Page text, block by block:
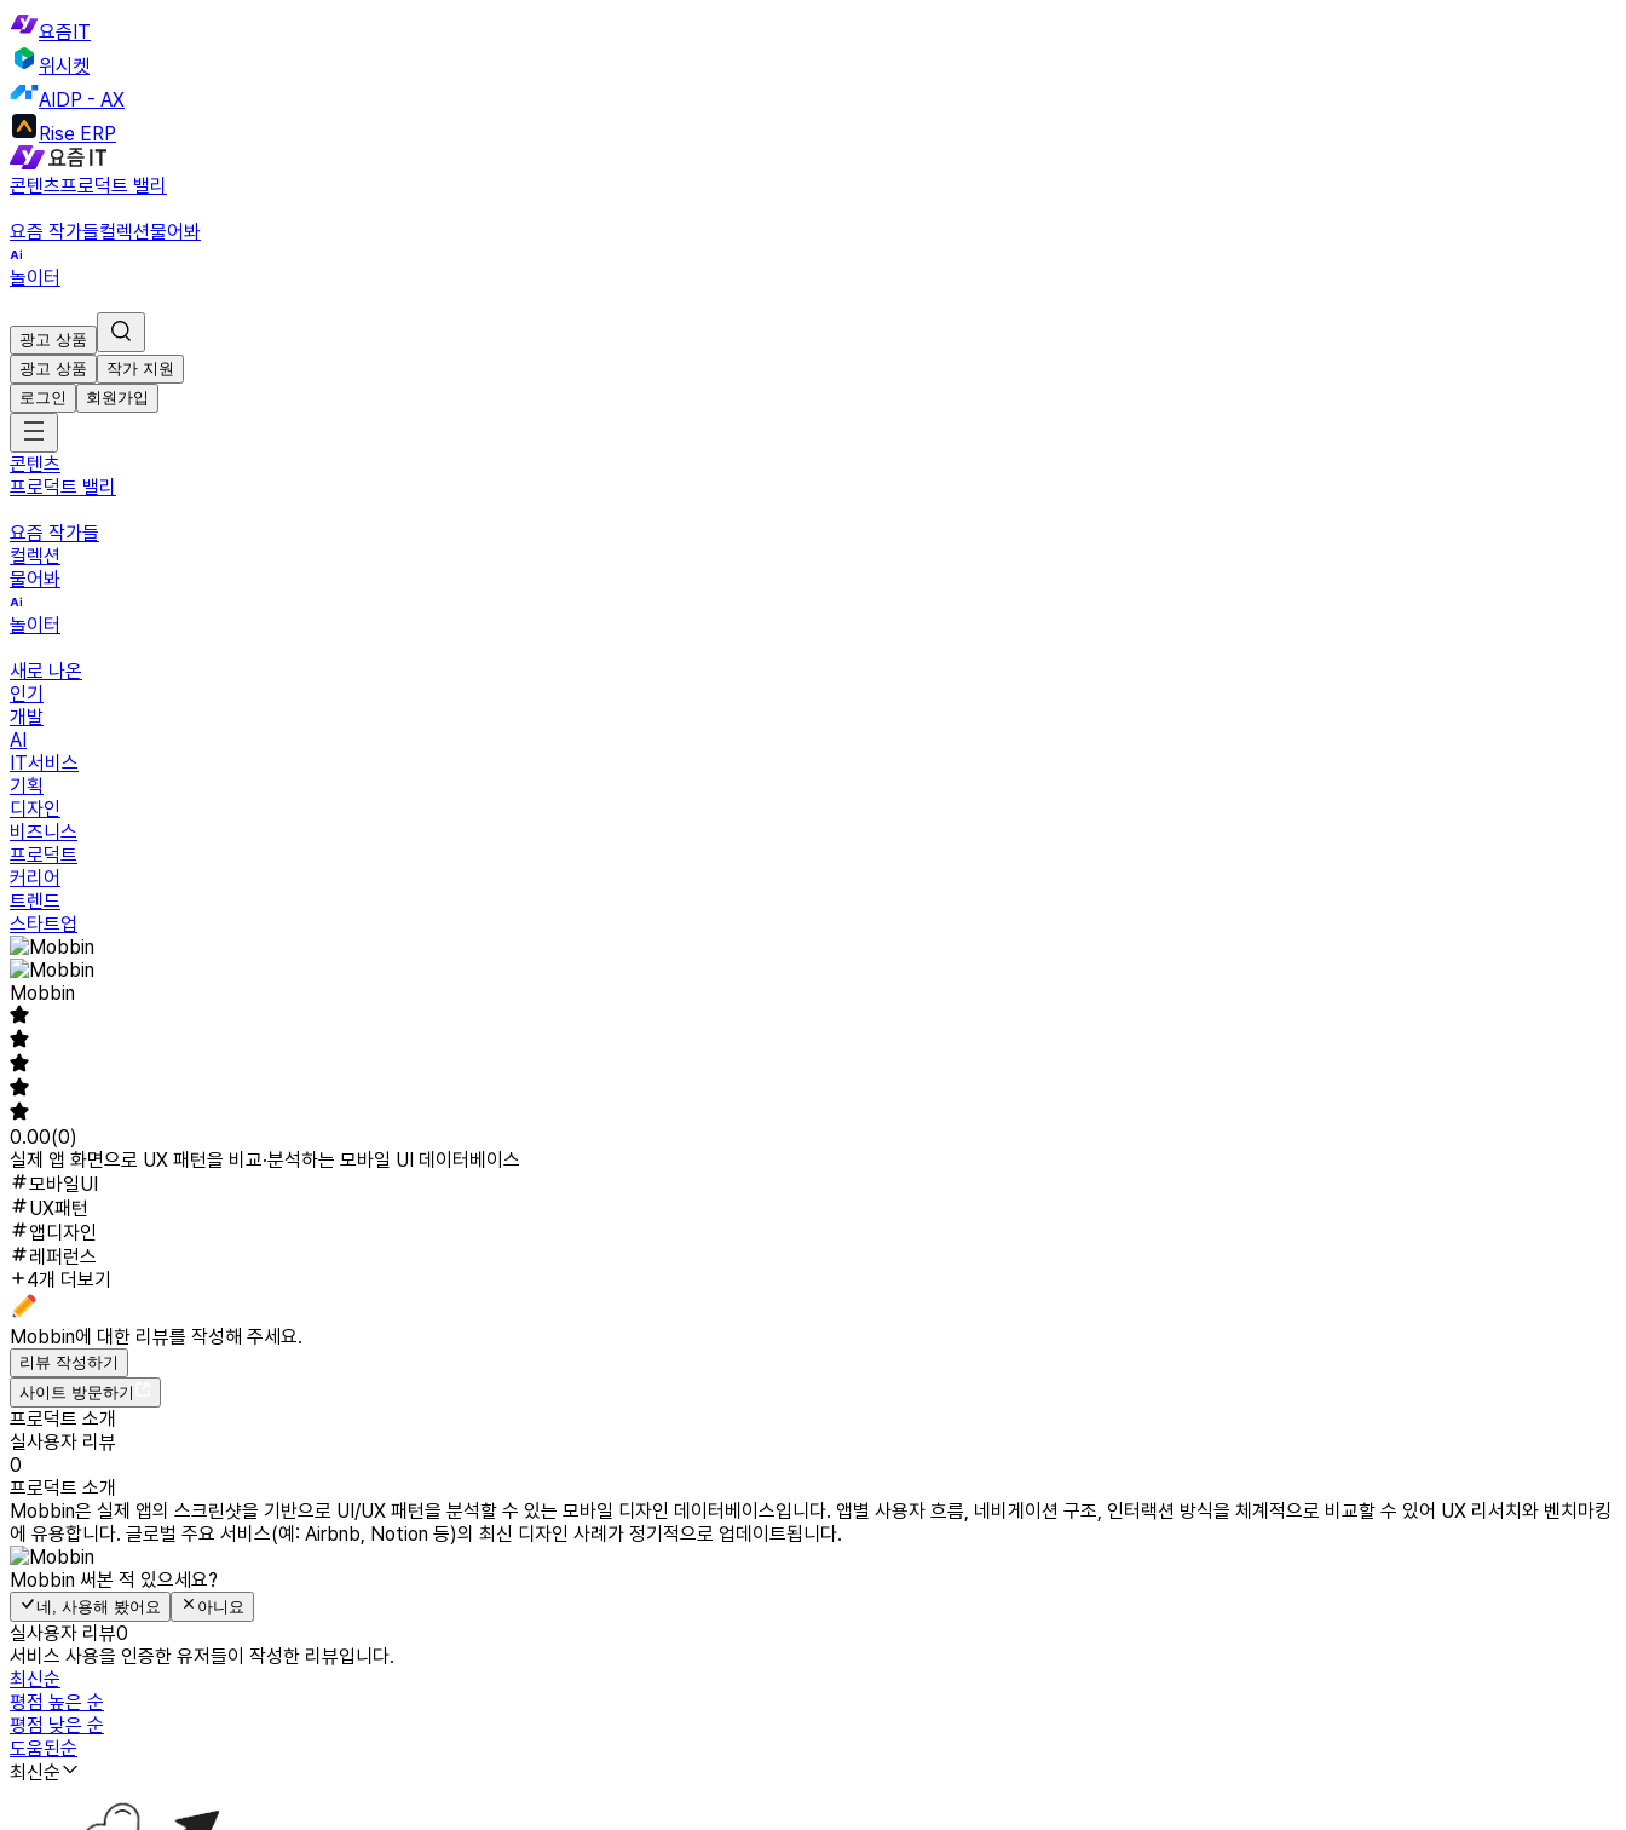
요즘IT
위시켓
AIDP - AX
Rise ERP
콘텐츠프로덕트 밸리
요즘 작가들컬렉션물어봐
놀이터
광고 상품
광고 상품
작가 지원
로그인
회원가입
콘텐츠
프로덕트 밸리
요즘 작가들
컬렉션
물어봐
놀이터
새로 나온
인기
개발
AI
IT서비스
기획
디자인
비즈니스
프로덕트
커리어
트렌드
스타트업
Mobbin
0.00(0)
실제 앱 화면으로 UX 패턴을 비교·분석하는 모바일 UI 데이터베이스
모바일UI
UX패턴
앱디자인
레퍼런스
4개 더보기
Mobbin에 대한 리뷰를 작성해 주세요.
리뷰 작성하기
사이트 방문하기
프로덕트 소개
실사용자 리뷰
0
프로덕트 소개
Mobbin은 실제 앱의 스크린샷을 기반으로 UI/UX 패턴을 분석할 수 있는 모바일 디자인 데이터베이스입니다. 앱별 사용자 흐름, 네비게이션 구조, 인터랙션 방식을 체계적으로 비교할 수 있어 UX 리서치와 벤치마킹
에 유용합니다. 글로벌 주요 서비스(예: Airbnb, Notion 등)의 최신 디자인 사례가 정기적으로 업데이트됩니다.
Mobbin 써본 적 있으세요?
네, 사용해 봤어요 아니요
실사용자 리뷰0
서비스 사용을 인증한 유저들이 작성한 리뷰입니다.
최신순
평점 높은 순
평점 낮은 순
도움된순
최신순